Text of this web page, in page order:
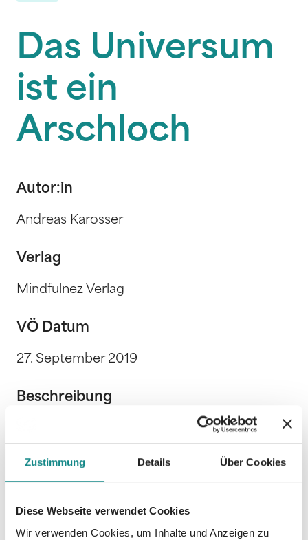
Zustimmung Details Über Cookies
Diese Webseite verwendet Cookies
Wir verwenden Cookies, um Inhalte und Anzeigen zu
Das Universum
ist ein
Arschloch
Autor:in
Andreas Karosser
Verlag
Mindfulnez Verlag
VÖ Datum
27. September 2019
Beschreibung
Informationen
PDF